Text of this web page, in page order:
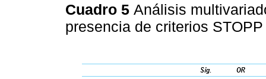
Cuadro 5 Análisis
presencia de criterios